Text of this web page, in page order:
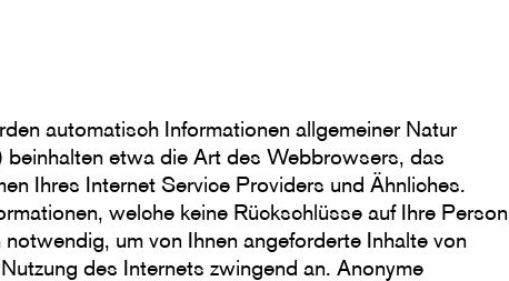
automatisch Informationen allgemeiner Natur
etwa die Art des Webbrowsers, das
Ihres Internet Service Providers und Ähnliches.
welche keine Rückschlüsse auf Ihre Person
um von Ihnen angeforderte Inhalte von
des Internets zwingend an. Anonyme